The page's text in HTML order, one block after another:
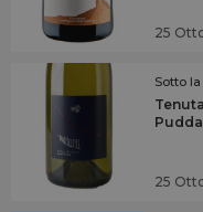
25
Sotto
25